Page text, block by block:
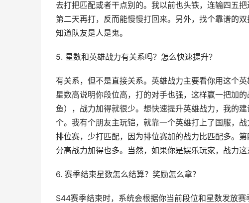
去打把匹配或者干点别的。我以前也头铁，连输四五
第二天再打，反而能慢慢打回来。另外，找个靠谱的
知道队友是人是鬼。
5. 星数和英雄战力有关系吗？怎么快速提升？
有关系，但不是直接关系。英雄战力主要看你用这个
星数高说明你段位高，打的对手也强，这样赢一把加
鱼），战力加得就很少。想快速提升英雄战力，我的
个。我有个朋友主玩铠，就靠一个英雄打上了国服，
排位赛，少打匹配，因为排位赛加的战力比匹配多。
分高战力加得也多。当然，如果你是娱乐玩家，战力这
6. 赛季结束星数怎么结算？奖励怎么拿？
S44赛季结束时，系统会根据你当前段位和星数发放